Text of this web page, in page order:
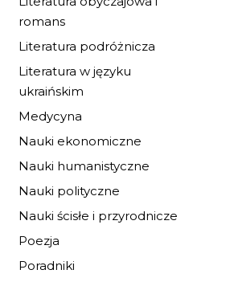
romans
Literatura podróżnicza
Literatura w języku
ukraińskim
Medycyna
Nauki ekonomiczne
Nauki humanistyczne
Nauki polityczne
Nauki ścisłe i przyrodnicze
Poezja
Poradniki